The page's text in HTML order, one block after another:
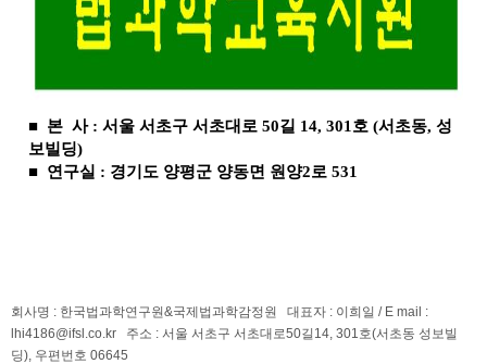
■ 본 사 : 서울 서초구 서초대로 50길 14, 301호 (서초동, 성
보빌딩)
■ 연구실 : 경기도 양평군 양동면 원양2로 531
회사명 : 한국법과학연구원&국제법과학감정원 대표자 : 이희일 / E mail :
lhi4186@ifsl.co.kr 주소 : 서울 서초구 서초대로50길14, 301호(서초동 성보빌
딩), 우편번호 06645